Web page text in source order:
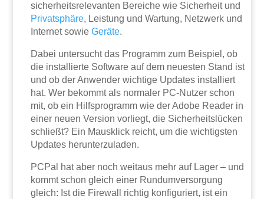
sicherheitsrelevanten Bereiche wie Sicherheit und
Privatsphäre, Leistung und Wartung, Netzwerk und
Internet sowie Geräte.
Dabei untersucht das Programm zum Beispiel, ob
die installierte Software auf dem neuesten Stand ist
und ob der Anwender wichtige Updates installiert
hat. Wer bekommt als normaler PC-Nutzer schon
mit, ob ein Hilfsprogramm wie der Adobe Reader in
einer neuen Version vorliegt, die Sicherheitslücken
schließt? Ein Mausklick reicht, um die wichtigsten
Updates herunterzuladen.
PCPal hat aber noch weitaus mehr auf Lager – und
kommt schon gleich einer Rundumversorgung
gleich: Ist die Firewall richtig konfiguriert, ist ein